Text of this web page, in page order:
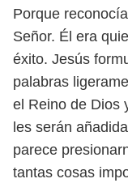
Porque
Señor. Él era
éxito. Jesús
palabras
el Reino de Dios
les serán
parece
tantas cosas